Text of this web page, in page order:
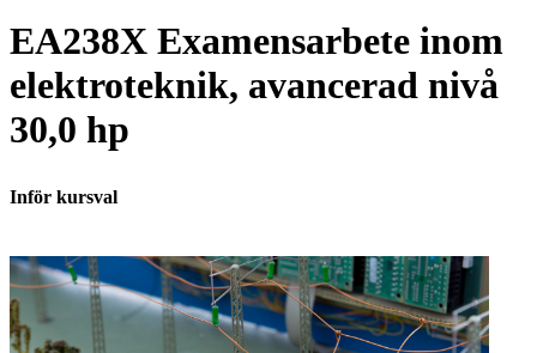
EA238X Examensarbete inom
elektroteknik, avancerad nivå
30,0 hp
Inför kursval